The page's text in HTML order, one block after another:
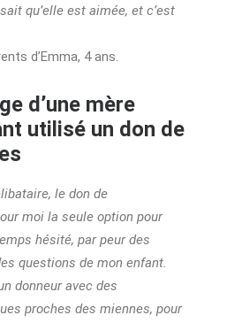
qu’elle est aimée, et c’est
d’Emma, 4 ans.
d’une mère
utilisé un don de
le don de
moi la seule option pour
hésité, par peur des
questions de mon enfant.
donneur avec des
proches des miennes, pour